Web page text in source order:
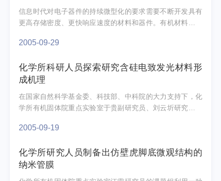
信息时代对电子器件的持续微型化的要求需要不断开发具有
更高存储密度、更快响应速度的材料和器件。有机材料因其
域...
2005-09-29
化学所科研人员探索研究含硅电致发光材料形
成机理
在国家自然科学基金委、科技部、中科院的大力支持下，化
学所有机固体院重点实验室于贵副研究员、刘云圻研究员、
究...
2005-09-19
化学所研究人员制备出仿壁虎脚底微观结构的
纳米管膜